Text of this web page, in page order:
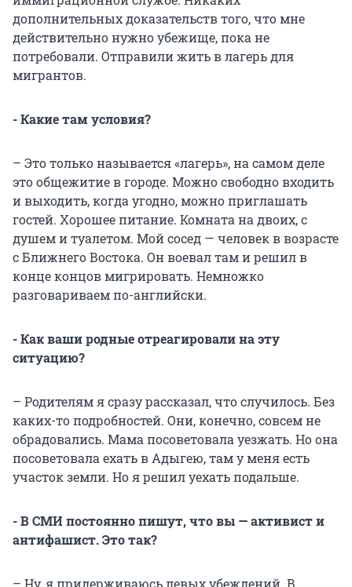
дополнительных доказательств того, что мне
действительно нужно убежище, пока не
потребовали. Отправили жить в лагерь для
мигрантов.
- Какие там условия?
– Это только называется «лагерь», на самом деле
это общежитие в городе. Можно свободно входить
и выходить, когда угодно, можно приглашать
гостей. Хорошее питание. Комната на двоих, с
душем и туалетом. Мой сосед — человек в возрасте
с Ближнего Востока. Он воевал там и решил в
конце концов мигрировать. Немножко
разговариваем по-английски.
- Как ваши родные отреагировали на эту
ситуацию?
– Родителям я сразу рассказал, что случилось. Без
каких-то подробностей. Они, конечно, совсем не
обрадовались. Мама посоветовала уезжать. Но она
посоветовала ехать в Адыгею, там у меня есть
участок земли. Но я решил уехать подальше.
- В СМИ постоянно пишут, что вы — активист и
антифашист. Это так?
– Ну, я придерживаюсь левых убеждений. В